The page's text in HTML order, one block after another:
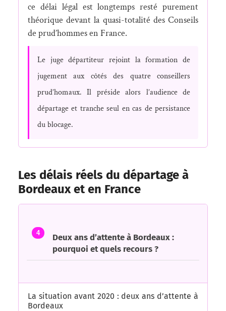
ce délai légal est longtemps resté purement
théorique devant la quasi-totalité des Conseils
de prud’hommes en France.
Le juge départiteur rejoint la formation de
jugement aux côtés des quatre conseillers
prud’homaux. Il préside alors l’audience de
départage et tranche seul en cas de persistance
du blocage.
Les délais réels du départage à
Bordeaux et en France
4
Deux ans d’attente à Bordeaux :
pourquoi et quels recours ?
La situation avant 2020 : deux ans d’attente à
Bordeaux